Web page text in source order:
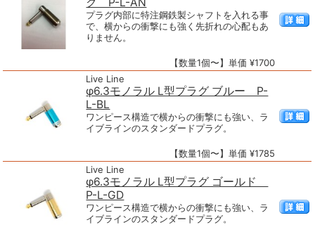
プラグ内部に特注鋼鉄製シャフトを入れる事
で、横からの衝撃にも強く先折れの心配もあ
りません。
【数量1個〜】単価 ¥1700
Live Line
φ6.3モノラル L型プラグ ブルー P-
L-BL
ワンピース構造で横からの衝撃にも強い、ラ
イブラインのスタンダードプラグ。
【数量1個〜】単価 ¥1785
Live Line
φ6.3モノラル L型プラグ ゴールド
P-L-GD
ワンピース構造で横からの衝撃にも強い、ラ
イブラインのスタンダードプラグ。